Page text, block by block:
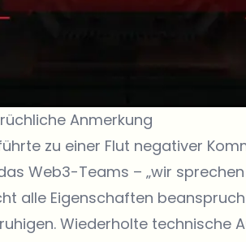
Anmerkung
zu einer Flut negativer
Web3-Teams – „wir
alle Eigenschaften
Wiederholte technische